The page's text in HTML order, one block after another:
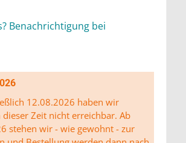
Benachrichtigung bei
12.08.2026 haben wir
Zeit nicht erreichbar. Ab
stehen wir - wie gewohnt - zur